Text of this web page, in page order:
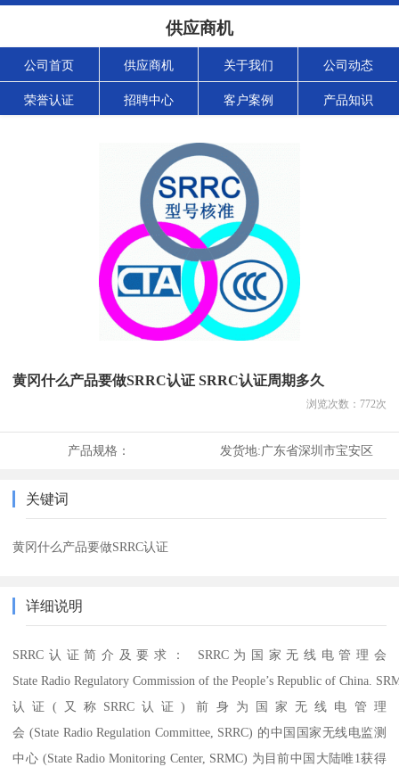
供应商机
公司首页 供应商机 关于我们 公司动态
荣誉认证 招聘中心 客户案例 产品知识
黄冈什么产品要做SRRC认证 SRRC认证周期多久
浏览次数： 772次
产品规格： 发货地:广东省深圳市宝安区
关键词
黄冈什么产品要做SRRC认证
详细说明
SRRC认证简介及要求： SRRC为国家无线电管理会
State Radio Regulatory Commission of the People’s Republic of China.
认证(又称SRRC认证) 前身为国家无线电管理
会 (State Radio Regulation Committee, SRRC) 的中国国家无线电监测
中心 (State Radio Monitoring Center, SRMC) 为目前中国大陆唯1获得